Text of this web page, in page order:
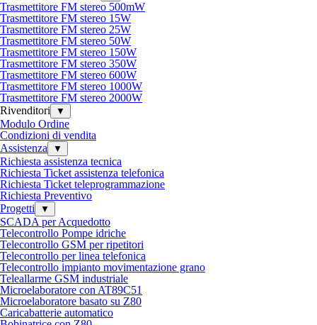
Trasmettitore FM stereo 500mW
Trasmettitore FM stereo 15W
Trasmettitore FM stereo 25W
Trasmettitore FM stereo 50W
Trasmettitore FM stereo 150W
Trasmettitore FM stereo 350W
Trasmettitore FM stereo 600W
Trasmettitore FM stereo 1000W
Trasmettitore FM stereo 2000W
Rivenditori
▼
Modulo Ordine
Condizioni di vendita
Assistenza
▼
Richiesta assistenza tecnica
Richiesta Ticket assistenza telefonica
Richiesta Ticket teleprogrammazione
Richiesta Preventivo
Progetti
▼
SCADA per Acquedotto
Telecontrollo Pompe idriche
Telecontrollo GSM per ripetitori
Telecontrollo per linea telefonica
Telecontrollo impianto movimentazione grano
Teleallarme GSM industriale
Microelaboratore con AT89C51
Microelaboratore basato su Z80
Caricabatterie automatico